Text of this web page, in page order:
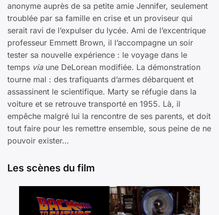
anonyme auprès de sa petite amie Jennifer, seulement
troublée par sa famille en crise et un proviseur qui
serait ravi de l’expulser du lycée. Ami de l’excentrique
professeur Emmett Brown, il l’accompagne un soir
tester sa nouvelle expérience : le voyage dans le
temps viaune DeLorean modifiée. La démonstration
tourne mal : des trafiquants d’armes débarquent et
assassinent le scientifique. Marty se réfugie dans la
voiture et se retrouve transporté en 1955. Là, il
empêche malgré lui la rencontre de ses parents, et doit
tout faire pour les remettre ensemble, sous peine de ne
pouvoir exister…
Les scènes du film